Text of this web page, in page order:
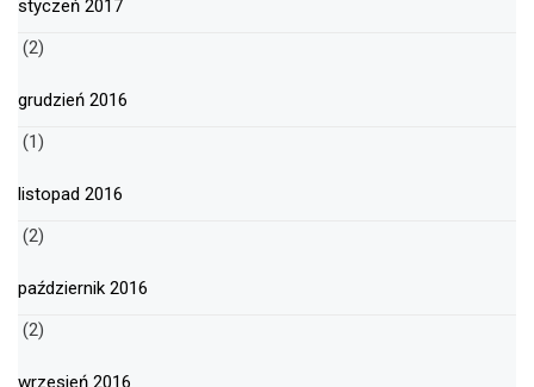
styczeń 2017
(2)
grudzień 2016
(1)
listopad 2016
(2)
październik 2016
(2)
wrzesień 2016